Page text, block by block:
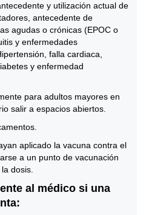
y utilización actual de
antecedente de
agudas o crónicas (EPOC o
y enfermedades
falla cardiaca,
y enfermedad
para adultos mayores en
salir a espacios abiertos.
aplicado la vacuna contra el
a un punto de vacunación
dosis.
al médico si una